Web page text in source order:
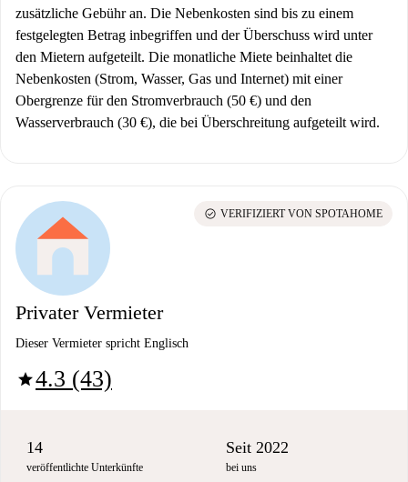
zusätzliche Gebühr an. Die Nebenkosten sind bis zu einem
festgelegten Betrag inbegriffen und der Überschuss wird unter
den Mietern aufgeteilt. Die monatliche Miete beinhaltet die
Nebenkosten (Strom, Wasser, Gas und Internet) mit einer
Obergrenze für den Stromverbrauch (50 €) und den
Wasserverbrauch (30 €), die bei Überschreitung aufgeteilt wird.
Privater Vermieter
Dieser Vermieter spricht Englisch
star4.3 (43)
check_circle VERIFIZIERT VON SPOTAHOME
14
veröffentlichte Unterkünfte
Seit 2022
bei uns